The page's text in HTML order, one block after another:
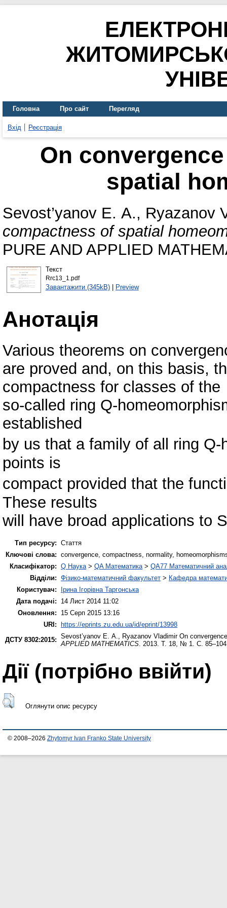
Головна Про сайт Перегляд
Вхід Реєстрація
On
spatial
Sevost’yanov Е. А., Ryazanov
compactness of spatial
PURE AND APPLIED
Текст
Rrc13_1.pdf
Завантажити (345kB)| Preview
Анотація
Various theorems on
are proved and, on this basis,
compactness for classes of the
so-called ring Q-
established
by us that a family of all ring
points is
compact provided that the
These results
will have broad applications to
Тип ресурсу: Стаття
Ключові слова: convergence, compactness, normality,
Класифікатор: Q Наука > QA Математика > QA77 Математичний
Відділи: Фізико-математичний факультет > Кафедра
Користувач:
Ірина Ігорівна Таргонська
Дата подачі:
14 Лист 2014 11:02
Оновлення:
15 Серп 2015 13:16
URI: https://eprints.zu.edu.ua/id/eprint/13998
ДСТУ 8302:2015: Sevost’yanov Е. А. Ryazanov VladimirOn
APPLIED MATHEMATICS . 2013. Т. 18, № 1. С.
Дії ​​(потрібно ввійти)
Оглянути опис ресурсу
© 2008–2026 Zhytomyr Ivan Franko State University